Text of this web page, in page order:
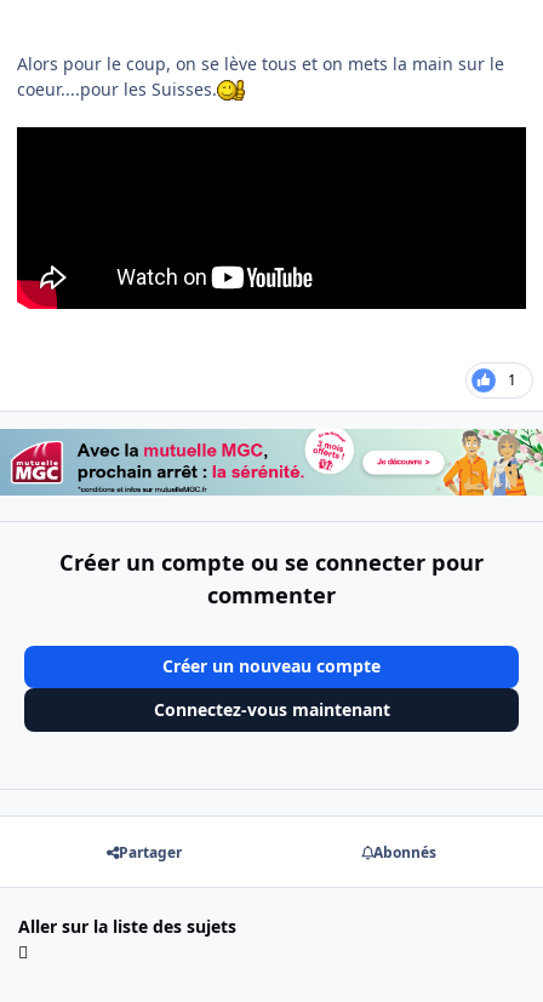
Alors pour le coup, on se lève tous et on mets la main sur le
coeur....pour les Suisses.
1
Créer un compte ou se connecter pour
commenter
Créer un nouveau compte
Connectez-vous maintenant
Partager Abonnés
Aller sur la liste des sujets